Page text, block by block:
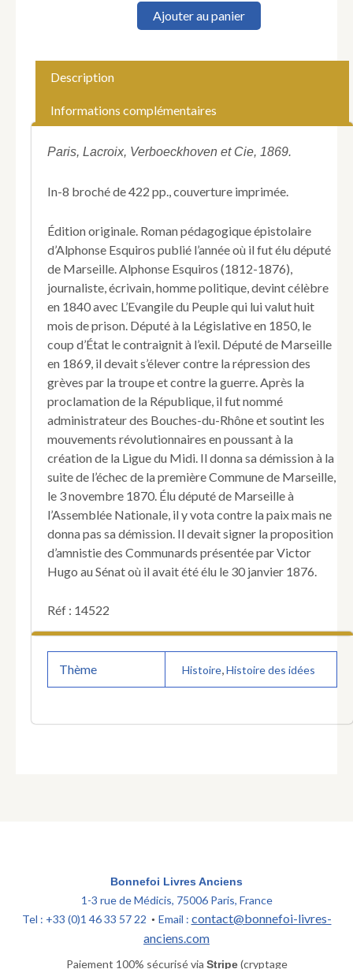
quantité
siècle.
Ajouter au panier
Description
Informations complémentaires
Paris, Lacroix, Verboeckhoven et Cie, 1869.
In-8 broché de 422 pp., couverture imprimée.
Édition originale. Roman pédagogique épistolaire
d’Alphonse Esquiros publié l’année où il fut élu député
de Marseille. Alphonse Esquiros (1812-1876),
journaliste, écrivain, homme politique, devint célèbre
en 1840 avec L’Evangile du Peuple qui lui valut huit
mois de prison. Député à la Législative en 1850, le
coup d’État le contraignit à l’exil. Député de Marseille
en 1869, il devait s’élever contre la répression des
grèves par la troupe et contre la guerre. Après la
proclamation de la République, il fut nommé
administrateur des Bouches-du-Rhône et soutint les
mouvements révolutionnaires en poussant à la
création de la Ligue du Midi. Il donna sa démission à la
suite de l’échec de la première Commune de Marseille,
le 3 novembre 1870. Élu député de Marseille à
l’Assemblée Nationale, il y vota contre la paix mais ne
donna pas sa démission. Il devait signer la proposition
d’amnistie des Communards présentée par Victor
Hugo au Sénat où il avait été élu le 30 janvier 1876.
Réf : 14522
Thème Histoire,Histoire des idées
Bonnefoi Livres Anciens
1-3 rue de Médicis, 75006 Paris, France
Tel : +33 (0)1 46 33 57 22 • Email : contact@bonnefoi-livres-
anciens.com
Paiement 100% sécurisé via Stripe(cryptage